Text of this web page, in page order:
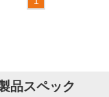
品スペック